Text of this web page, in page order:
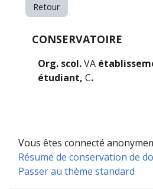
Retour
CONSERVATOIRE
Org. scol.VA
étudiant, C.
Vous êtes connecté
Résumé de conservation de
Passer au thème standard